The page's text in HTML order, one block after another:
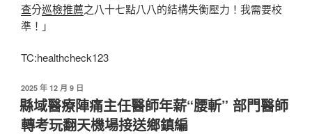
查分巡檢推薦之八十七點八八的結構失衡壓力！我需要校
準！」
TC:healthcheck123
發
佈
於
2025 年 12 月 9 日
縣域醫療陣痛主任醫師年薪“腰斬” 部門醫師
轉考玩翻天機場接送鄉鎮編